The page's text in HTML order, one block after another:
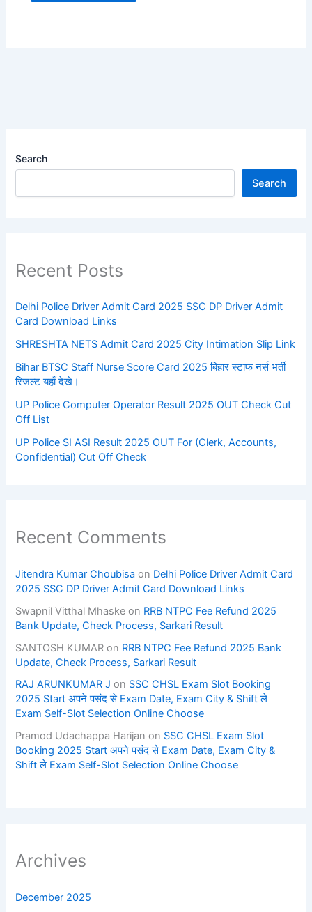
Search
Search
Recent Posts
Delhi Police Driver Admit Card 2025 SSC DP Driver Admit
Card Download Links
SHRESHTA NETS Admit Card 2025 City Intimation Slip Link
Bihar BTSC Staff Nurse Score Card 2025 बिहार स्टाफ नर्स भर्ती
रिजल्ट यहाँ देखे।
UP Police Computer Operator Result 2025 OUT Check Cut
Off List
UP Police SI ASI Result 2025 OUT For (Clerk, Accounts,
Confidential) Cut Off Check
Recent Comments
Jitendra Kumar Choubisa on Delhi Police Driver Admit Card
2025 SSC DP Driver Admit Card Download Links
Swapnil Vitthal Mhaske on RRB NTPC Fee Refund 2025
Bank Update, Check Process, Sarkari Result
SANTOSH KUMAR on RRB NTPC Fee Refund 2025 Bank
Update, Check Process, Sarkari Result
RAJ ARUNKUMAR J on SSC CHSL Exam Slot Booking
2025 Start अपने पसंद से Exam Date, Exam City & Shift ले
Exam Self-Slot Selection Online Choose
Pramod Udachappa Harijan on SSC CHSL Exam Slot
Booking 2025 Start अपने पसंद से Exam Date, Exam City &
Shift ले Exam Self-Slot Selection Online Choose
Archives
December 2025